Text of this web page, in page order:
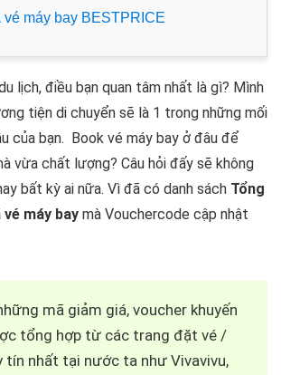
vé máy bay BESTPRICE
lịch, điều bạn quan tâm nhất là gì? Mình
tiện di chuyển sẽ là 1 trong những mối
của bạn. Book vé máy bay ở đâu để
vừa chất lượng? Câu hỏi đấy sẽ không
bất kỳ ai nữa. Vì đã có danh sách Tổng
máy bay mà Vouchercode cập nhật
mã giảm giá, voucher khuyến
tổng hợp từ các trang đặt vé /
tín nhất tại nước ta như Vivavivu,